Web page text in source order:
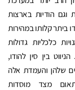
וגם הודיות בארצות
ביתר קלותו במהירות
כלכליות גדולות
בין סין להודו,
שלהן והעמדת אלה
מצד מוסדות